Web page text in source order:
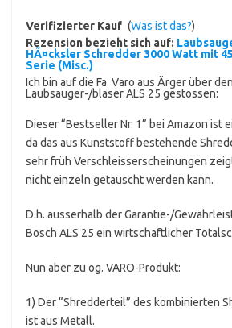
Verifizierter Kauf (Was ist das?)
Rezension bezieht sich auf:
HÃ¤cksler Schredder 3000 Watt mit 45
Serie (Misc.)
Ich bin auf die Fa. Varo aus Ärger über
Laubsauger-/bläser ALS 25 gestossen:
Dieser “Bestseller Nr. 1” bei Amazon ist
da das aus Kunststoff bestehende
sehr früh Verschleisserscheinungen
nicht einzeln getauscht werden kann.
D.h. ausserhalb der Garantie-/
Bosch ALS 25 ein wirtschaftlicher
Nun aber zu og. VARO-Produkt:
1) Der “Shredderteil” des kombinierten
ist aus Metall.